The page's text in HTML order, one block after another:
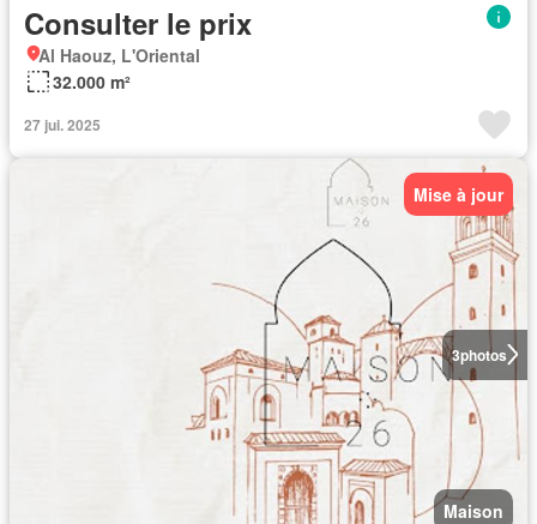
Consulter le prix
Al Haouz, L'Oriental
32.000 m²
27 jui. 2025
3photos
Mise à jour
Maison